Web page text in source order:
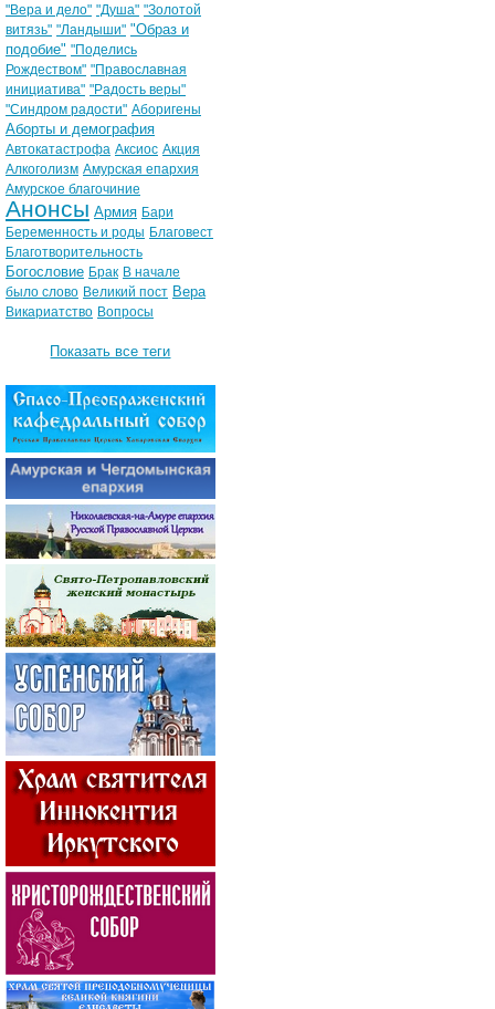
"Вера и дело" "Душа" "Золотой
витязь" "Ландыши" "Образ и
подобие" "Поделись
Рождеством" "Православная
инициатива" "Радость веры"
"Синдром радости" Аборигены
Аборты и демография
Автокатастрофа Аксиос Акция
Алкоголизм Амурская епархия
Амурское благочиние
Анонсы Армия Бари
Беременность и роды Благовест
Благотворительность
Богословие Брак В начале
было слово Великий пост Вера
Викариатство Вопросы
Показать все теги